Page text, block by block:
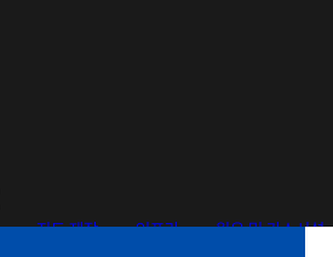
지도 제작 인프라 원유 및 가스시설